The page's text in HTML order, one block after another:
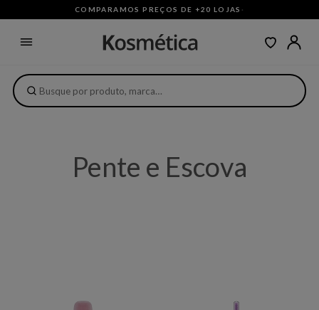
COMPARAMOS PREÇOS DE +20 LOJAS ·
Pente e Escova